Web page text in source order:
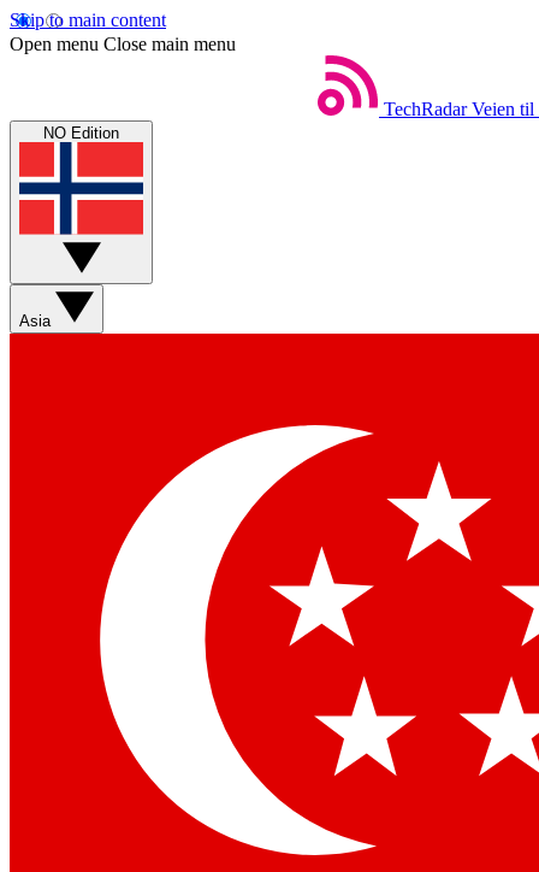
Skip to main content
Open menu Close main menu
TechRadar Veien til
NO Edition
Asia